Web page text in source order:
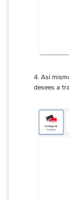
4. Así
desees a